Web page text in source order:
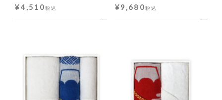
¥4,510税込 ¥9,680税込